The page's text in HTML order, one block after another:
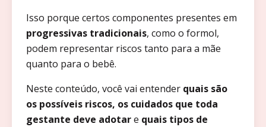
Isso porque certos componentes presentes em
progressivas tradicionais, como o formol,
podem representar riscos tanto para a mãe
quanto para o bebê.
Neste conteúdo, você vai entender quais são
os possíveis riscos, os cuidados que toda
gestante deve adotare quais tipos de